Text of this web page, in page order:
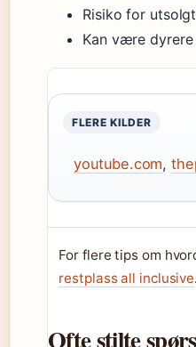
Risiko for
Kan være
FLERE KILDER
youtube.com,
For flere tips om
restplass all inclusive.
Ofte stilte